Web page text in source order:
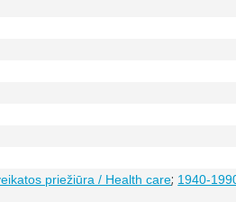
priežiūra / Health care; 1940-